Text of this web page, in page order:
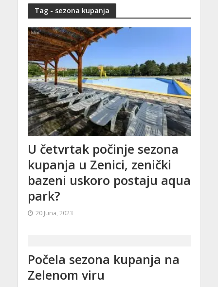
Tag - sezona kupanja
U četvrtak počinje sezona
kupanja u Zenici, zenički
bazeni uskoro postaju aqua
park?
20 Juna, 2023
Počela sezona kupanja na
Zelenom viru